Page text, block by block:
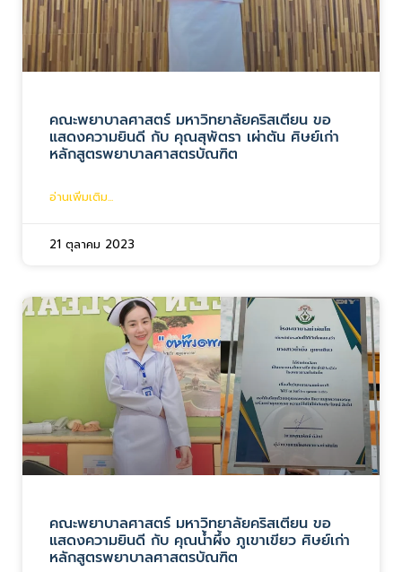
คณะพยาบาลศาสตร์ มหาวิทยาลัยคริสเตียน ขอ
แสดงความยินดี กับ คุณสุพัตรา เผ่าตัน ศิษย์เก่า
หลักสูตรพยาบาลศาสตรบัณฑิต
อ่านเพิ่มเติม...
21 ตุลาคม 2023
คณะพยาบาลศาสตร์ มหาวิทยาลัยคริสเตียน ขอ
แสดงความยินดี กับ คุณน้ำผึ้ง ภูเขาเขียว ศิษย์เก่า
หลักสูตรพยาบาลศาสตรบัณฑิต